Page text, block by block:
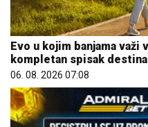
Evo u kojim banjama važi
kompletan spisak
06. 08. 2026 07:08